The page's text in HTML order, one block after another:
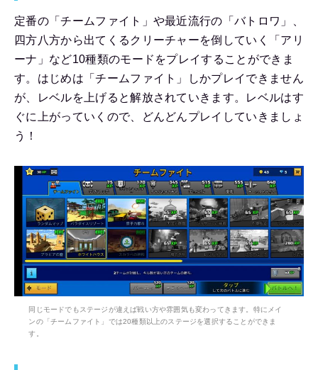
定番の「チームファイト」や最近流行の「バトロワ」、
四方八方から出てくるクリーチャーを倒していく「アリ
ーナ」など10種類のモードをプレイすることができま
す。はじめは「チームファイト」しかプレイできません
が、レベルを上げると解放されていきます。レベルはす
ぐに上がっていくので、どんどんプレイしていきましょ
う！
同じモードでもステージが違えば戦い方や雰囲気も変わってきます。特にメイ
ンの「チームファイト」では20種類以上のステージを選択することができま
す。